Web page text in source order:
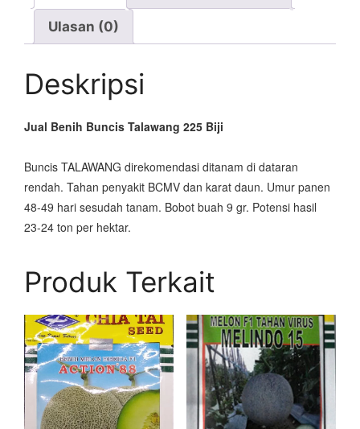
Ulasan (0)
Deskripsi
Jual Benih Buncis Talawang 225 Biji
Buncis TALAWANG direkomendasi ditanam di dataran
rendah. Tahan penyakit BCMV dan karat daun. Umur panen
48-49 hari sesudah tanam. Bobot buah 9 gr. Potensi hasil
23-24 ton per hektar.
Produk Terkait